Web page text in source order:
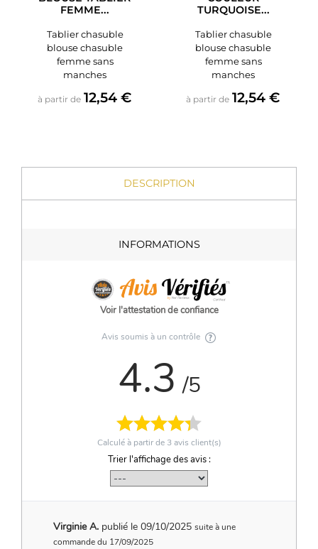
FEMME...
Tablier chasuble
blouse chasuble
femme sans
manches
à partir de Prix
12,54 €
TURQUOISE...
Tablier chasuble
blouse chasuble
femme sans
manches
à partir de Prix
12,54 €
DESCRIPTION
INFORMATIONS
Voir l'attestation de confiance
Avis soumis à un contrôle
4.3 /5
Calculé à partir de 3avis client(s)
Trier l'affichage des avis :
Virginie A. publié le 09/10/2025 suite à une
commande du 17/09/2025